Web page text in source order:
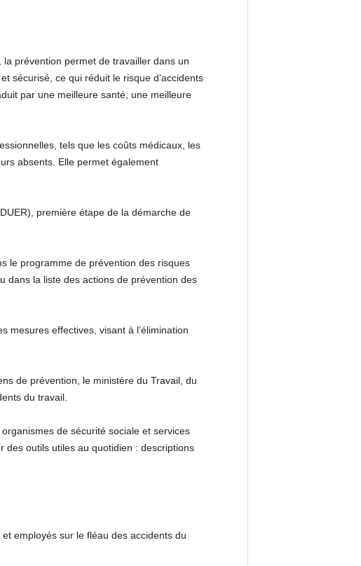
la prévention permet de travailler dans un
sécurisé, ce qui réduit le risque d’accidents
par une meilleure santé, une meilleure
tels que les coûts médicaux, les
absents. Elle permet également
première étape de la démarche de
le programme de prévention des risques
dans la liste des actions de prévention des
mesures effectives, visant à l’élimination
de prévention, le ministère du Travail, du
du travail.
de sécurité sociale et services
des outils utiles au quotidien : descriptions
employés sur le fléau des accidents du